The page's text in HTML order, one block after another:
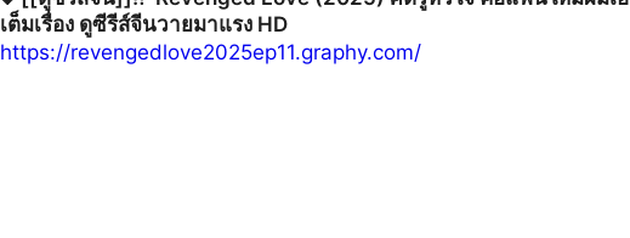
เต็มเรื่อง ดูซีรีส์จีนวายมาแรง HD
https://revengedlove2025ep11.graphy.com/